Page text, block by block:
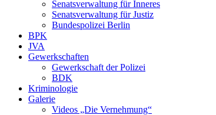
Senatsverwaltung für Inneres
Senatsverwaltung für Justiz
Bundespolizei Berlin
BPK
JVA
Gewerkschaften
Gewerkschaft der Polizei
BDK
Kriminologie
Galerie
Videos „Die Vernehmung“